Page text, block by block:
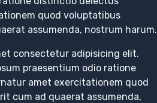
quod voluptatibus
assumenda, nostrum harum.
consectetur adipisicing elit.
praesentium odio ratione
amet exercitationem quod
cum ad quaerat assumenda,